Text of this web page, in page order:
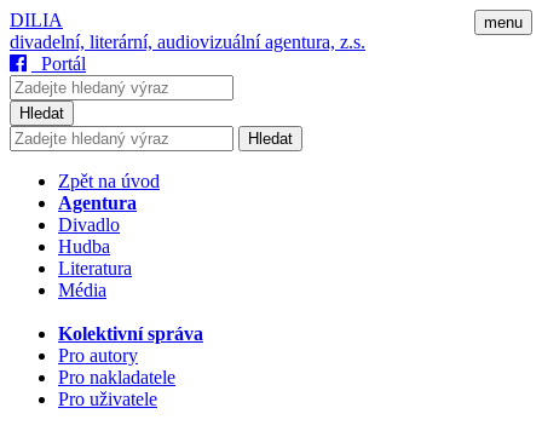
menu
DILIA
divadelní, literární, audiovizuální agentura, z.s.
Portál
Hledat
Hledat
Zpět na úvod
Agentura
Divadlo
Hudba
Literatura
Média
Kolektivní správa
Pro autory
Pro nakladatele
Pro uživatele